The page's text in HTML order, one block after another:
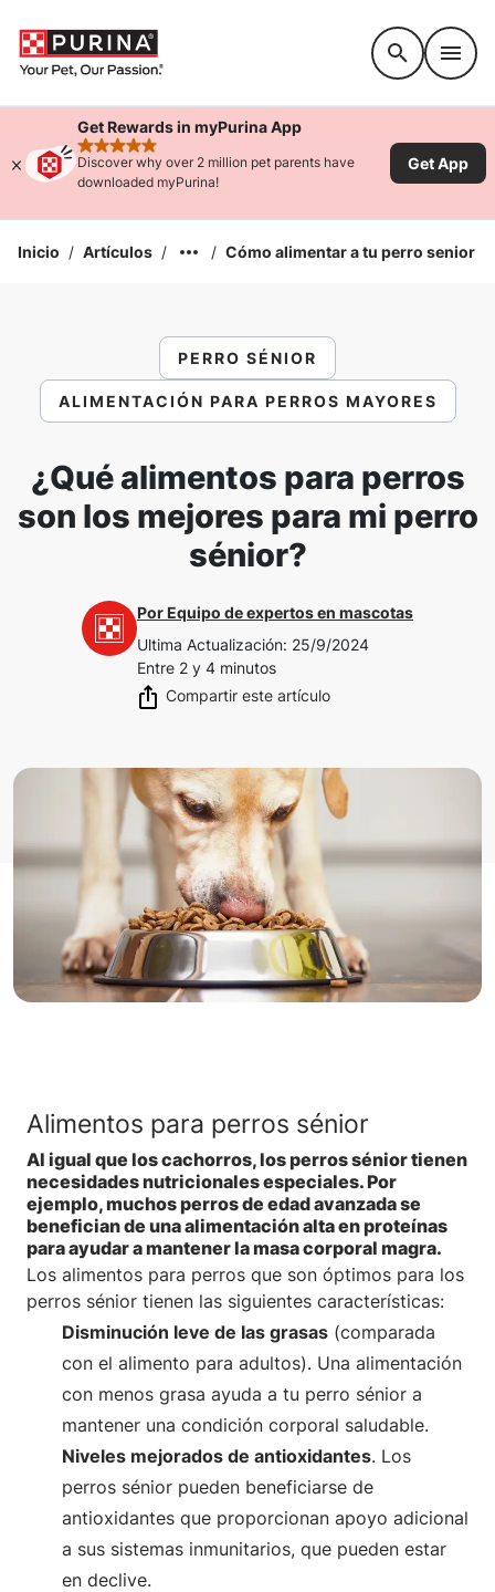
Get Rewards in myPurina App
rated 4.9 stars
Discover why over 2 million pet parents have
downloaded myPurina!
Get App
Inicio / Artículos / / Cómo alimentar a tu perro senior
PERRO SÉNIOR
ALIMENTACIÓN PARA PERROS MAYORES
¿Qué alimentos para perros
son los mejores para mi perro
sénior?
PorEquipo de expertos en mascotas
Ultima Actualización: 25/9/2024
Entre 2 y 4 minutos
Compartir este artículo
Alimentos para perros sénior
Al igual que los cachorros, los perros sénior tienen
necesidades nutricionales especiales. Por
ejemplo, muchos perros de edad avanzada se
benefician de una alimentación alta en proteínas
para ayudar a mantener la masa corporal magra.
Los alimentos para perros que son óptimos para los
perros sénior tienen las siguientes características:
Disminución leve de las grasas (comparada
con el alimento para adultos). Una alimentación
con menos grasa ayuda a tu perro sénior a
mantener una condición corporal saludable.
Niveles mejorados de antioxidantes. Los
perros sénior pueden beneficiarse de
antioxidantes que proporcionan apoyo adicional
a sus sistemas inmunitarios, que pueden estar
en declive.